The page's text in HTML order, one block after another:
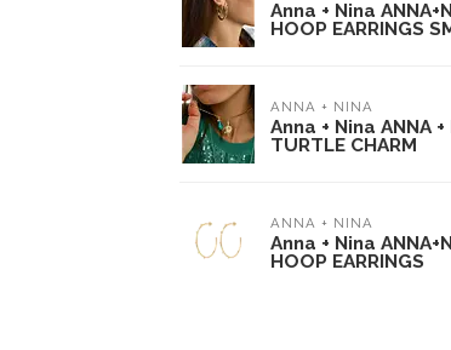
Anna + Nina
HOOP EARRINGS
ANNA + NINA
Anna + Nina ANNA +
TURTLE CHARM
ANNA + NINA
Anna + Nina
HOOP EARRINGS